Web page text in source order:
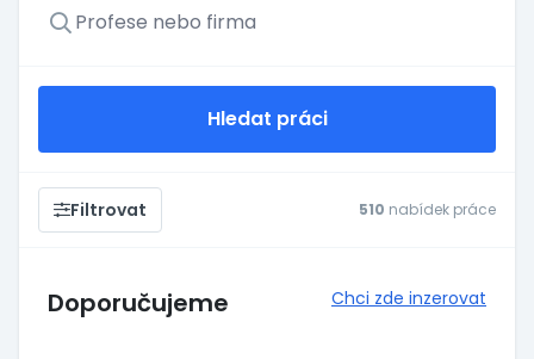
Hledat práci
Filtrovat 510 nabídek práce
Doporučujeme Chci zde inzerovat